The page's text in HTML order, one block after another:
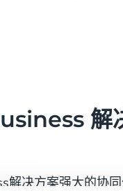
解
解决方案强大的协